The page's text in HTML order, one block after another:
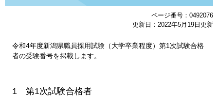
ページ番号：0492076
更新日：2022年5月19日更新
令和4年度新潟県職員採用試験（大学卒業程度）第1次試験合格
者の受験番号を掲載します。
1 第1次試験合格者